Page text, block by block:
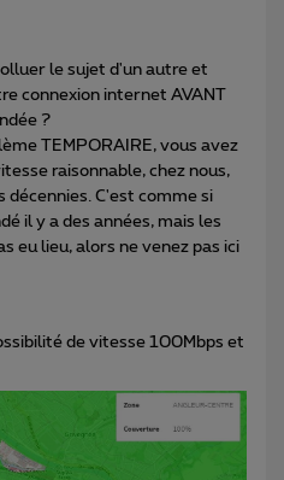
le sujet d'un autre et
connexion internet AVANT
?
TEMPORAIRE, vous avez
raisonnable, chez nous,
décennies. C'est comme si
il y a des années, mais les
eu lieu, alors ne venez pas ici
de vitesse 100Mbps et